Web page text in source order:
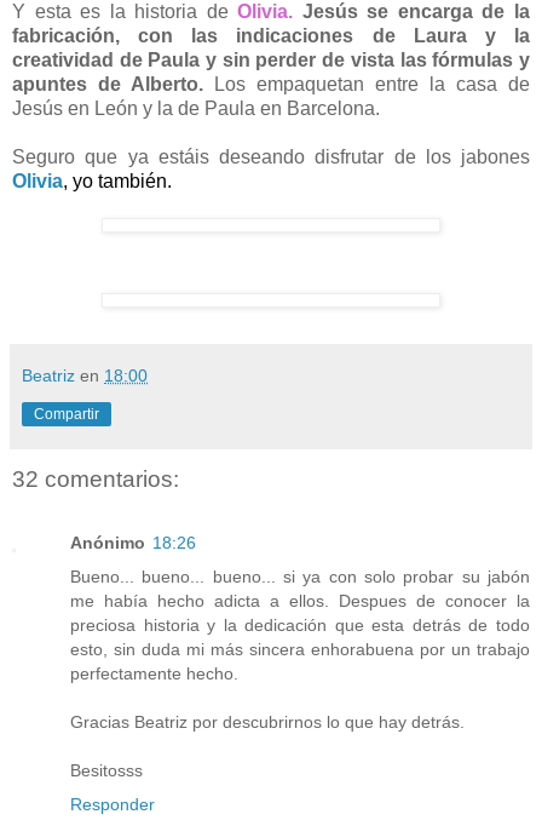
Y esta es la historia deOlivia. Jesús se encarga de la
fabricación, con las indicaciones de Laura y la
creatividad de Paula y sin perder de vista las fórmulas y
apuntes de Alberto.
Los empaquetan entre la casa de
Jesús en León y la de Paula en Barcelona.
Seguro que ya estáis deseando disfrutar de los jabones
Olivia, yo también.
Beatriz en 18:00
Compartir
32 comentarios:
Anónimo 18:26
Bueno... bueno... bueno... si ya con solo probar su jabón
me había hecho adicta a ellos. Despues de conocer la
preciosa historia y la dedicación que esta detrás de todo
esto, sin duda mi más sincera enhorabuena por un trabajo
perfectamente hecho.
Gracias Beatriz por descubrirnos lo que hay detrás.
Besitosss
Responder